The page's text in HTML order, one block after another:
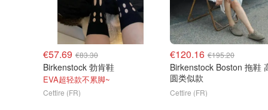
€57.69 €83.30
Birkenstock 勃肯鞋
EVA超轻款不累脚~
Cettire (FR)
€120.16 €195.20
Birkenstock Boston 拖鞋
圆类似款
Cettire (FR)